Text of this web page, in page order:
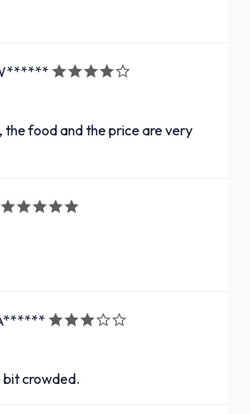
the food and the price are very
bit crowded.